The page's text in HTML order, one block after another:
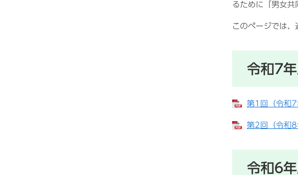
るために「男女共
このページでは、
令和7
第1回（令和
第2回（令和
令和6